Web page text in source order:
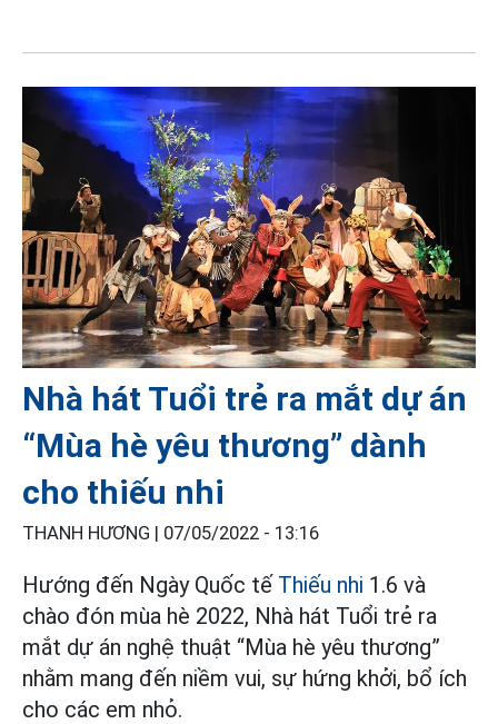
Nhà hát Tuổi trẻ ra mắt dự án
“Mùa hè yêu thương” dành
cho thiếu nhi
THANH HƯƠNG | 07/05/2022 - 13:16
Hướng đến Ngày Quốc tế Thiếu nhi 1.6 và
chào đón mùa hè 2022, Nhà hát Tuổi trẻ ra
mắt dự án nghệ thuật “Mùa hè yêu thương”
nhằm mang đến niềm vui, sự hứng khởi, bổ ích
cho các em nhỏ.